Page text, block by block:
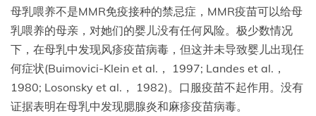
母乳喂养不是MMR免疫接种的禁忌症，MMR疫苗可以给母
乳喂养的母亲，对她们的婴儿没有任何风险。极少数情况
下，在母乳中发现风疹疫苗病毒，但这并未导致婴儿出现任
何症状(Buimovici-Klein et al.， 1997; Landes et al.，
1980; Losonsky et al.， 1982)。口服疫苗不起作用。没有
证据表明在母乳中发现腮腺炎和麻疹疫苗病毒。